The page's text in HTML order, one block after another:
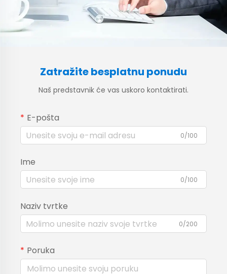
Zatražite besplatnu ponudu
Naš predstavnik će vas uskoro kontaktirati.
E-pošta
0/100
Ime
0/100
Naziv tvrtke
0/200
Poruka